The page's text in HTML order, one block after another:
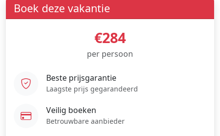
Boek deze vakantie
€284
per persoon
Beste prijsgarantie
Laagste prijs gegarandeerd
Veilig boeken
Betrouwbare aanbieder